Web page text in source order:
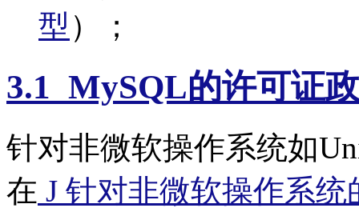
型 ）；
3.1 MySQL的许可证
针对非微软操作系统如
在 J 针对非微软操作系